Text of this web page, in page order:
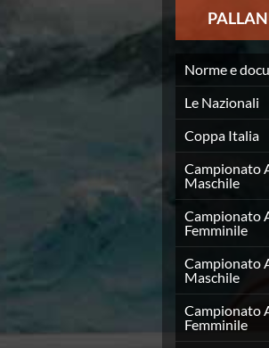
News
Nuoto
Eventi attività
Calendario nazionale
Norme e documenti
Risultati e
Graduatorie
Graduatorie Stagione
Azzurri
Records
News
Flash News
Pallanuoto
Norme e
Le Nazionali
Norme e
Le Nazionali
Coppa Italia
Campionato
Maschile
Campionato
Femminile
Campionato
Maschile
Campionato
Femminile